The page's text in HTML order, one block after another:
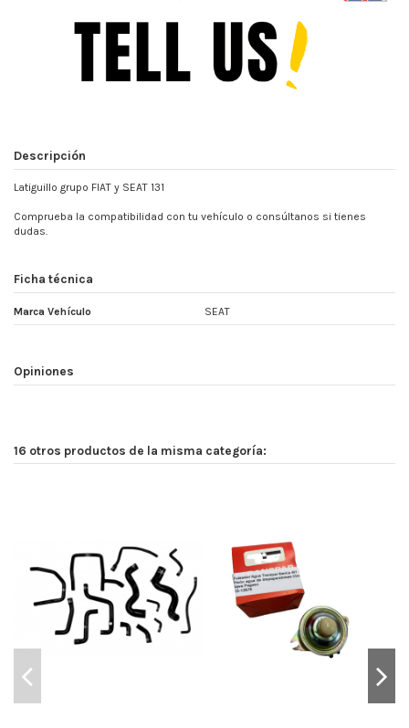
Descripción
Latiguillo grupo FIAT y SEAT 131
Comprueba la compatibilidad con tu vehículo o consúltanos si tienes
dudas.
Ficha técnica
Marca Vehículo SEAT
Opiniones
16 otros productos de la misma categoría: